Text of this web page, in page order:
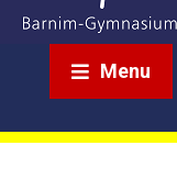
Menu